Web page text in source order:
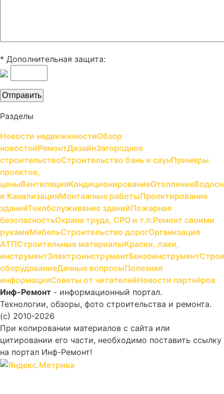
* Дополнительная защита:
Разделы
Новости недвижимостиОбзор
новостейРемонтДизайнЗагородное
строительствоСтроительство бань и саунПримеры
проектов,
ценыВентиляцияКондиционированиеОтопление
и КанализацияМонтажные работыПроектирование
зданийТехобслуживание зданийПожарная
безопасностьОхрана труда, СРО и т.п.Ремонт своими
рукамиМебельСтроительство дорогОрганизация
АТПСтроительные материалыКраски, лаки,
инструментЭлектроинструментБензоинструмент
оборудованиеДачные вопросыПолезная
информацияСоветы от читателейНовости партнёров
Инф-Ремонт - информационный портал.
Технологии, обзоры, фото строительства и ремонта.
(c) 2010-2026
При копировании материалов с сайта или
цитировании его части, необходимо поставить ссылку
на портал Инф-Ремонт!